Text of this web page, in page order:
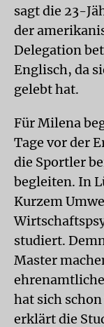
sagt die 23-
der
Delegation
Englisch, da
gelebt hat.
Für Milena
Tage vor der
die Sportler
begleiten. In
Kurzem
studiert.
Master
hat sich
erklärt die